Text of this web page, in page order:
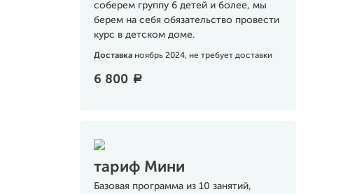
соберем группу 6 детей и более, мы
берем на себя обязательство провести
курс в детском доме.
Доставка ноябрь 2024, не требует доставки
6 800 a
тариф Мини
Базовая программа из 10 занятий,